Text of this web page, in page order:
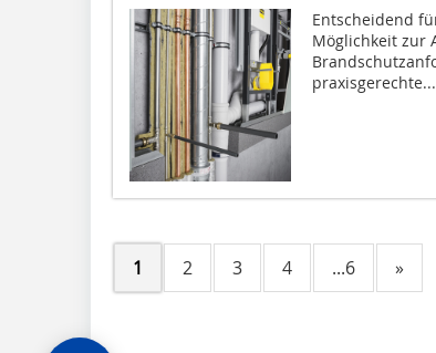
Entscheidend
Möglichkeit zur
praxisgerechte...
1 2 3 4 ...6 »